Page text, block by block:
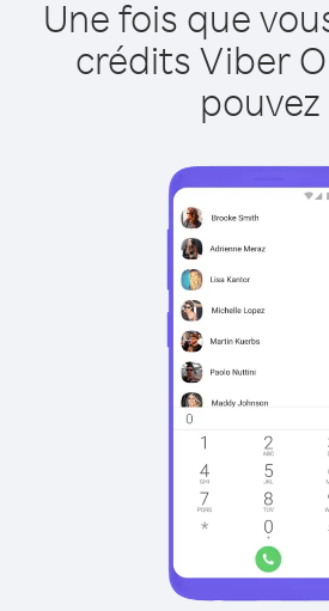
Une fois que
crédits Viber
pouvez